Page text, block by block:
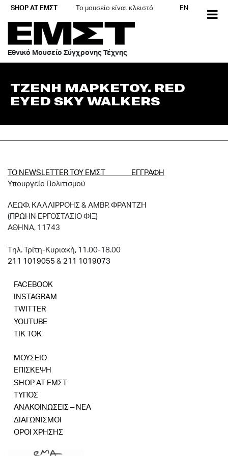
Skip
content
SHOP AT ΕΜΣΤ Το μουσείο είναι κλειστό EN
Εθνικό Μουσείο Σύγχρονης Τέχνης
ΤΖΕΝΗ ΜΑΡΚΕΤΟΥ. RED
EYED SKY WALKERS
ΤΟ NEWSLETTER ΤΟΥ ΕΜΣΤ ΕΓΓΡΑΦΗ
Υπουργείο Πολιτισμού
ΛΕΩΦ. ΚΑΛΛΙΡΡΟΗΣ & ΑΜΒΡ. ΦΡΑΝΤΖΗ
(ΠΡΩΗΝ ΕΡΓΟΣΤΑΣΙΟ ΦΙΞ)
ΑΘΗΝΑ, 11743
Tηλ. Τρίτη-Κυριακή, 11.00-18.00
211 1019055 & 211 1019073
FACEBOOK
INSTAGRAM
TWITTER
YOUTUBE
TIK TOK
ΜΟΥΣΕΙΟ
ΕΠΙΣΚΕΨΗ
SHOP AT ΕΜΣΤ
ΤΥΠΟΣ
ΑΝΑΚΟΙΝΩΣΕΙΣ – ΝΕΑ
ΔΙΑΓΩΝΙΣΜΟΙ
ΟΡΟΙ ΧΡΗΣΗΣ